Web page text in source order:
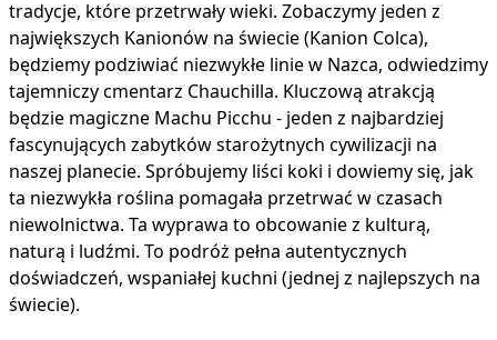
tradycje, które przetrwały wieki. Zobaczymy jeden z
największych Kanionów na świecie (Kanion Colca),
będziemy podziwiać niezwykłe linie w Nazca, odwiedzimy
tajemniczy cmentarz Chauchilla. Kluczową atrakcją
będzie magiczne Machu Picchu - jeden z najbardziej
fascynujących zabytków starożytnych cywilizacji na
naszej planecie. Spróbujemy liści koki i dowiemy się, jak
ta niezwykła roślina pomagała przetrwać w czasach
niewolnictwa. Ta wyprawa to obcowanie z kulturą,
naturą i ludźmi. To podróż pełna autentycznych
doświadczeń, wspaniałej kuchni (jednej z najlepszych na
świecie).